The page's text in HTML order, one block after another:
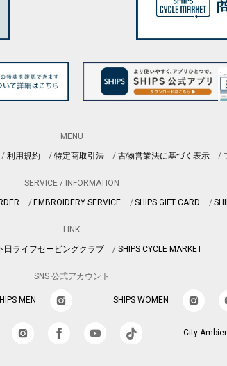
MENU
利用規約 特定商取引法 古物営業法に基づく表示
SERVICE / INFORMATION
EMBROIDERY SERVICE SHIPS GIFT CARD
LINK
田ライフセービングクラブ SHIPS CYCLE MARKET
SNS 公式アカウント
MEN SHIPS WOMEN
City